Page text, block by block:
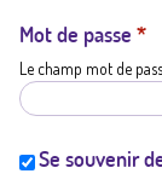
Mot de passe *
Le champ mot de
Se souvenir